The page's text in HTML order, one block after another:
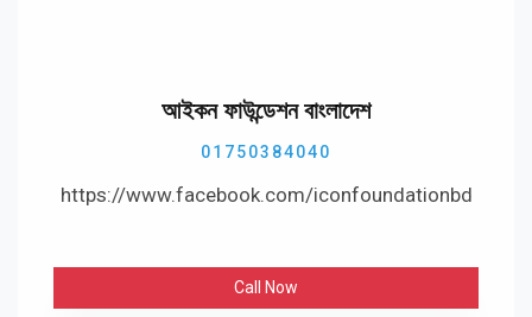
আইকন ফাউন্ডেশন বাংলাদেশ
01750384040
https://www.facebook.com/iconfoundationbd
Call Now